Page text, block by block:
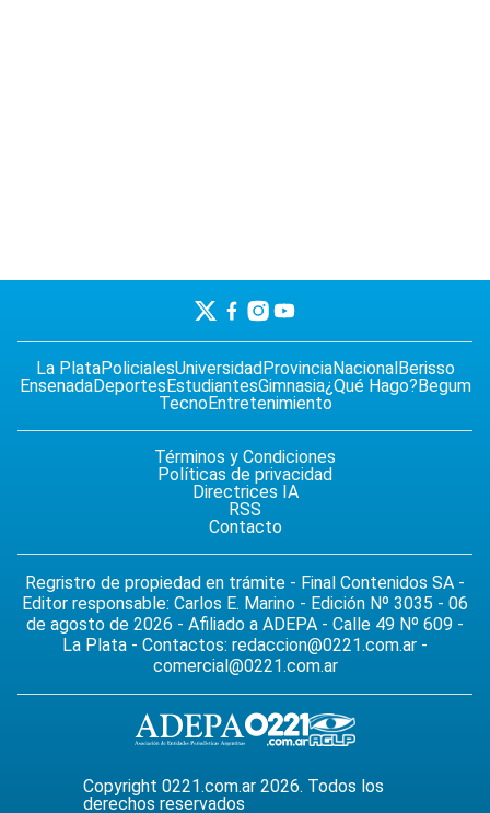
La PlataPolicialesUniversidadProvinciaNacionalBerisso
EnsenadaDeportesEstudiantesGimnasia¿Qué Hago?Begum
TecnoEntretenimiento
Términos y Condiciones
Políticas de privacidad
Directrices IA
RSS
Contacto
Regristro de propiedad en trámite - Final Contenidos SA -
Editor responsable: Carlos E. Marino - Edición Nº 3035 - 06
de agosto de 2026 - Afiliado a ADEPA - Calle 49 Nº 609 -
La Plata - Contactos: redaccion@0221.com.ar -
comercial@0221.com.ar
Copyright 0221.com.ar 2026. Todos los
derechos reservados